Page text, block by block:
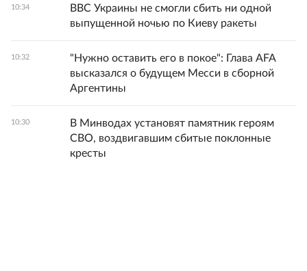
10:34
ВВС Украины не смогли сбить ни одной
выпущенной ночью по Киеву ракеты
10:32
"Нужно оставить его в покое": Глава AFA
высказался о будущем Месси в сборной
Аргентины
10:30
В Минводах установят памятник героям
СВО, воздвигавшим сбитые поклонные
кресты